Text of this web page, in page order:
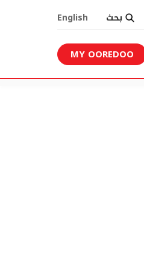
بحث
English
MY OOREDOO